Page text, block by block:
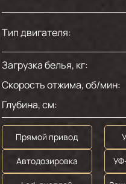
Тип двигателя:
Загрузка белья, кг:
Скорость отжима, об/мин:
Глубина, см:
Прямой привод
Автодозировка